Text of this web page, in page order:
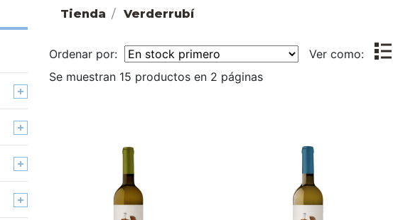
Tienda Verderrubí
Ordenar por: Ver como:
Se muestran 15 productos en 2 páginas